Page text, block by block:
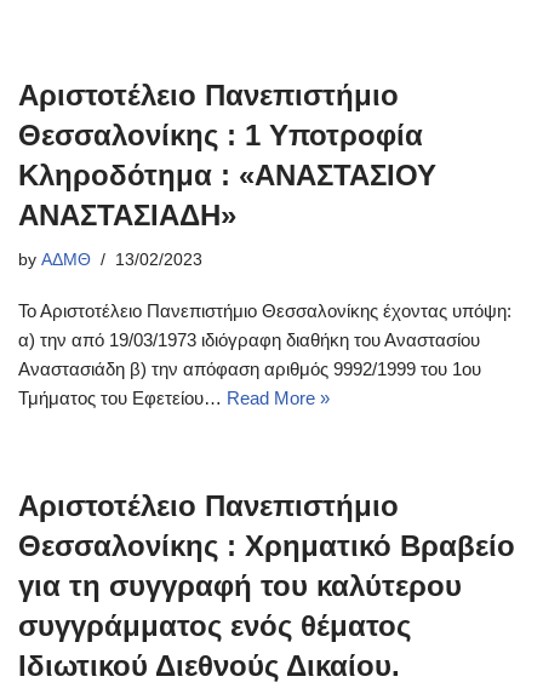
Αριστοτέλειο Πανεπιστήμιο
Θεσσαλονίκης : 1 Υποτροφία
Κληροδότημα : «ΑΝΑΣΤΑΣΙΟΥ
ΑΝΑΣΤΑΣΙΑΔΗ»
by ΑΔΜΘ 13/02/2023
Το Αριστοτέλειο Πανεπιστήμιο Θεσσαλονίκης έχοντας υπόψη:
α) την από 19/03/1973 ιδιόγραφη διαθήκη του Αναστασίου
Αναστασιάδη β) την απόφαση αριθμός 9992/1999 του 1ου
Τμήματος του Εφετείου… Read More »
Αριστοτέλειο Πανεπιστήμιο
Θεσσαλονίκης : Χρηματικό Βραβείο
για τη συγγραφή του καλύτερου
συγγράμματος ενός θέματος
Ιδιωτικού Διεθνούς Δικαίου.